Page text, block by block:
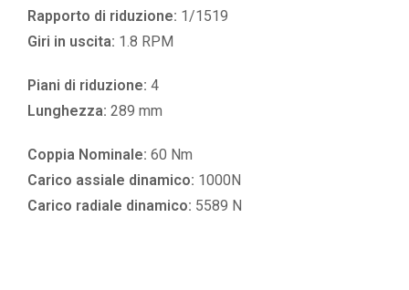
Rapporto di riduzione: 1/1519
Giri in uscita: 1.8 RPM
Piani di riduzione: 4
Lunghezza: 289 mm
Coppia Nominale: 60 Nm
Carico assiale dinamico: 1000N
Carico radiale dinamico: 5589 N